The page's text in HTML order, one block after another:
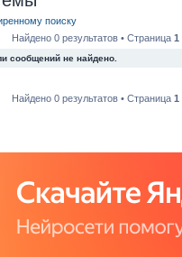
поиску
Найдено 0 результатов • Страница 1
сообщений не найдено.
Найдено 0 результатов • Страница 1